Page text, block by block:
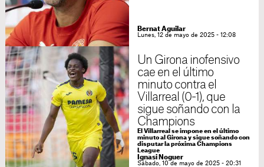
Bernat Aguilar
Lunes, 12 de mayo de 2025 - 12:08
Un Girona inofensivo
cae en el último
minuto contra el
Villarreal (0-1), que
sigue soñando con la
Champions
El Villarreal se impone en el último
minuto al Girona y sigue soñando con
disputar la próxima Champions
League
Ignasi Noguer
Sábado, 10 de mayo de 2025 - 20:31